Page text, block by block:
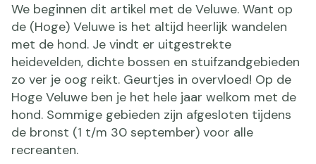
We beginnen dit artikel met de Veluwe. Want op
de (Hoge) Veluwe is het altijd heerlijk wandelen
met de hond. Je vindt er uitgestrekte
heidevelden, dichte bossen en stuifzandgebieden
zo ver je oog reikt. Geurtjes in overvloed! Op de
Hoge Veluwe ben je het hele jaar welkom met de
hond. Sommige gebieden zijn afgesloten tijdens
de bronst (1 t/m 30 september) voor alle
recreanten.